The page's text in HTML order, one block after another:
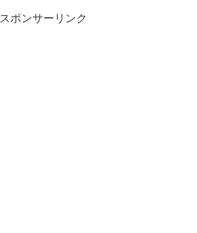
スポンサーリンク